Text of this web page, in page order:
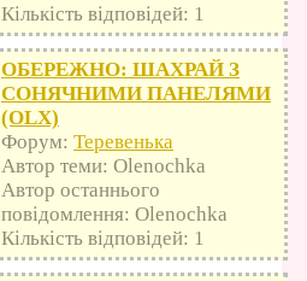
Кількість відповідей: 1
ОБЕРЕЖНО: ШАХРАЙ З
СОНЯЧНИМИ ПАНЕЛЯМИ
(OLX)
Форум: Теревенька
Автор теми: Olenochka
Автор останнього
повідомлення: Olenochka
Кількість відповідей: 1